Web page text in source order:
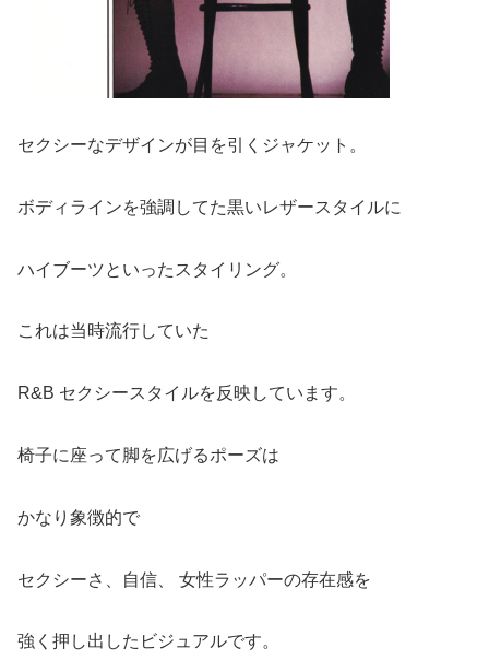
セクシーなデザインが目を引くジャケット。
ボディラインを強調してた黒いレザースタイルに
ハイブーツといったスタイリング。
これは当時流行していた
R&B セクシースタイルを反映しています。
椅子に座って脚を広げるポーズは
かなり象徴的で
セクシーさ、自信、 女性ラッパーの存在感を
強く押し出したビジュアルです。